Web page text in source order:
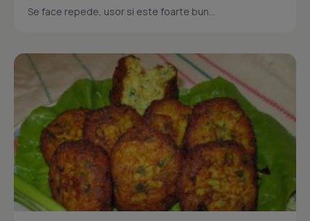
Se face repede, usor si este foarte bun...